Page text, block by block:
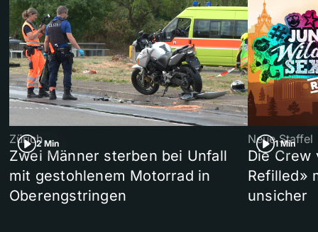
2 Min
Zürich
Zwei Männer sterben bei Unfall
mit gestohlenem Motorrad in
Oberengstringen
1 Min
Neue Staffel
Die Crew
Refilled»
unsicher